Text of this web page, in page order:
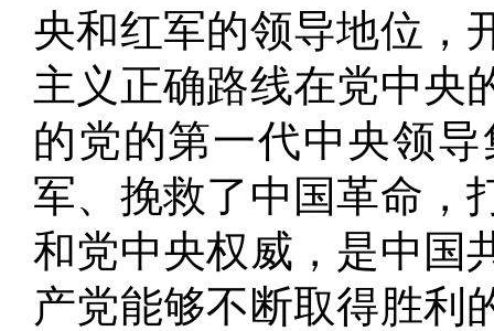
央和红军的领导地位，
主义正确路线在党中央
的党的第一代中央领
军、挽救了中国革命，
和党中央权威，是中国
产党能够不断取得胜利